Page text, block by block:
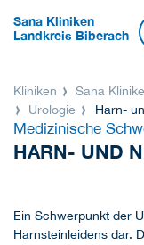
Sana Kliniken
Landkreis Biberach
Kliniken Sana
Urologie
Harn-
Medizinische
HARN- UND
Ein Schwerpunkt der
Harnsteinleidens dar.